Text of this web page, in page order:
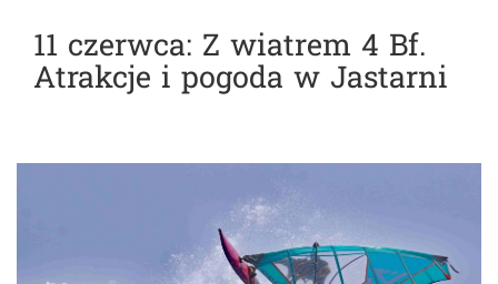
11 czerwca: Z wiatrem 4 Bf.
Atrakcje i pogoda w Jastarni